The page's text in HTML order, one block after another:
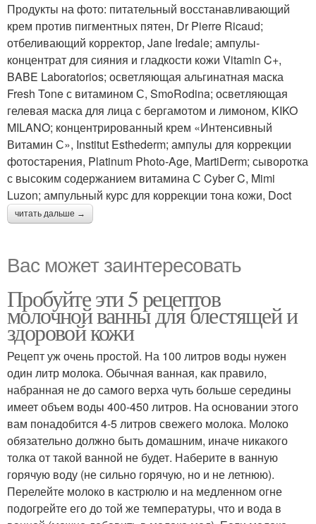
Продукты на фото: питательный восстанавливающий
крем против пигментных пятен, Dr Pierre Ricaud;
отбеливающий корректор, Jane Iredale; ампулы-
концентрат для сияния и гладкости кожи Vitamin C+,
BABE Laboratorios; осветляющая альгинатная маска
Fresh Tone с витамином С, SmoRodina; осветляющая
гелевая маска для лица с бергамотом и лимоном, KIKO
MILANO; концентрированный крем «Интенсивный
Витамин С», Institut Esthederm; ампулы для коррекции
фотостарения, Platinum Photo-Age, MartiDerm; сыворотка
с высоким содержанием витамина С Cyber C, Mimi
Luzon; ампульный курс для коррекции тона кожи, Doct
читать дальше →
Вас может заинтересовать
Пробуйте эти 5 рецептов
молочной ванны для блестящей и
здоровой кожи
Рецепт уж очень простой. На 100 литров воды нужен
один литр молока. Обычная ванная, как правило,
набранная не до самого верха чуть больше середины
имеет объем воды 400-450 литров. На основании этого
вам понадобится 4-5 литров свежего молока. Молоко
обязательно должно быть домашним, иначе никакого
толка от такой ванной не будет. Наберите в ванную
горячую воду (не сильно горячую, но и не летнюю).
Перелейте молоко в кастрюлю и на медленном огне
подогрейте его до той же температуры, что и вода в